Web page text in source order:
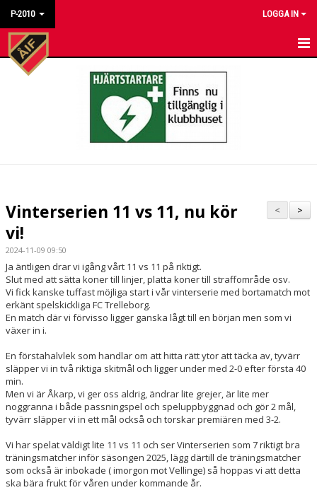
P-2010 LOGGA IN
HEM
TRÄNINGSTIDER
BILDGALLERI
DOKUMENT
KONTAKT
>
<
Vinterserien 11 vs 11, nu kör
vi!
2024-11-09 09:50
Ja äntligen drar vi igång vårt 11 vs 11 på riktigt.
Slut med att sätta koner till linjer, platta koner till straffområde osv.
Vi fick kanske tuffast möjliga start i vår vinterserie med bortamatch mot
erkänt spelskickliga FC Trelleborg.
En match där vi förvisso ligger ganska lågt till en början men som vi
växer in i.
En förstahalvlek som handlar om att hitta rätt ytor att täcka av, tyvärr
släpper vi in två riktiga skitmål och ligger under med 2-0 efter första 40
min.
Men vi är Åkarp, vi ger oss aldrig, ändrar lite grejer, är lite mer
noggranna i både passningspel och speluppbyggnad och gör 2 mål,
tyvärr släpper vi in ett mål också och torskar premiären med 3-2.
Vi har spelat väldigt lite 11 vs 11 och ser Vinterserien som 7 riktigt bra
träningsmatcher inför säsongen 2025, lägg därtill de träningsmatcher
som också är inbokade ( imorgon mot Vellinge) så hoppas vi att detta
ska bära frukt för våren under kommande år.